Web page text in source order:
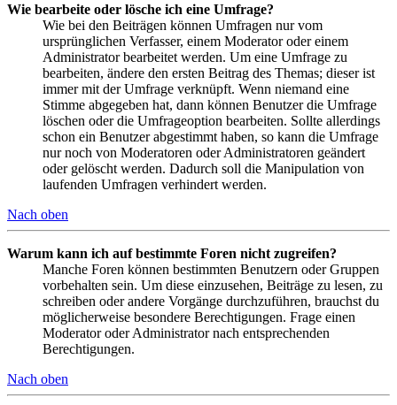
Wie bearbeite oder lösche ich eine Umfrage?
Wie bei den Beiträgen können Umfragen nur vom
ursprünglichen Verfasser, einem Moderator oder einem
Administrator bearbeitet werden. Um eine Umfrage zu
bearbeiten, ändere den ersten Beitrag des Themas; dieser ist
immer mit der Umfrage verknüpft. Wenn niemand eine
Stimme abgegeben hat, dann können Benutzer die Umfrage
löschen oder die Umfrageoption bearbeiten. Sollte allerdings
schon ein Benutzer abgestimmt haben, so kann die Umfrage
nur noch von Moderatoren oder Administratoren geändert
oder gelöscht werden. Dadurch soll die Manipulation von
laufenden Umfragen verhindert werden.
Nach oben
Warum kann ich auf bestimmte Foren nicht zugreifen?
Manche Foren können bestimmten Benutzern oder Gruppen
vorbehalten sein. Um diese einzusehen, Beiträge zu lesen, zu
schreiben oder andere Vorgänge durchzuführen, brauchst du
möglicherweise besondere Berechtigungen. Frage einen
Moderator oder Administrator nach entsprechenden
Berechtigungen.
Nach oben